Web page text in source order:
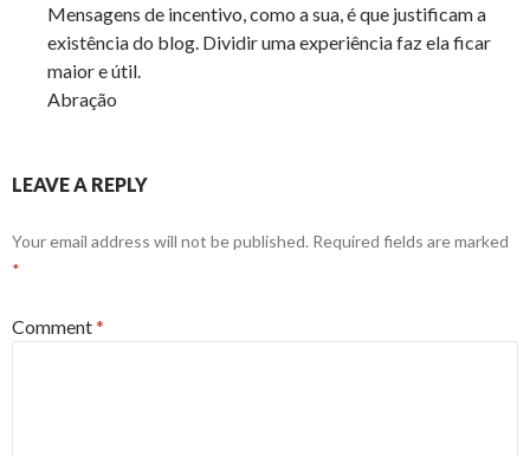
Mensagens de incentivo, como a sua, é que justificam a
existência do blog. Dividir uma experiência faz ela ficar
maior e útil.
Abração
LEAVE A REPLY
Your email address will not be published. Required fields are marked
*
Comment*